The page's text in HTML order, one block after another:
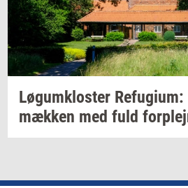
Løgum­klo­ster Re­fu­gi­um:
mæk­ken med fuld